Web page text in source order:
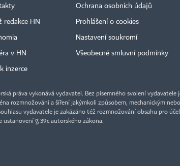
redakce HN
v HN
inzerce
Ochrana osobních údajů
Prohlášení o cookies
Nastavení soukromí
Všeobecné smluvní podmínky
práva vykonává vydavatel. Bez písemného svolení
rozmnožování a šíření jakýmkoli způsobem, mechanickým
vydavatele je zakázáno též rozmnožování obsahu pro
ustanovení § 39c autorského zákona.